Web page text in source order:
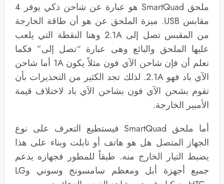
ملحق SmartQuad هو عبارة عن شاحن ذكي يوفر 4
مقابس USB. ميزة الملحق عن هو أن طاقة الخارجة
من المقبس تصل إلى 2.1A وهنا النقطة التي يلعب
عليها الملحق والبائع وهى عبارة “تصل إلى” فكما
نعلم أن فإن شاحن الآي فون مثلاً يكون 1A أما شاحن
الآي باد فهو 2.1A. لذلك تجد الكثير من التحذيرات بأن
تقوم بشحن الآي فون بشاحن الآي باد لاختلاف قيمة
الأمبير الخارجة.
أما ملحق SmartQuad فيستطيع التعرف على نوع
الجهاز المتصل هل هو هاتف أو تابلت وبناء على هذا
يضبط التيار الخارج منه. طبقاً للمطور فجهازه يدعم
جميع أجهزة أبل ومعظم سامسونج وسوني وLG